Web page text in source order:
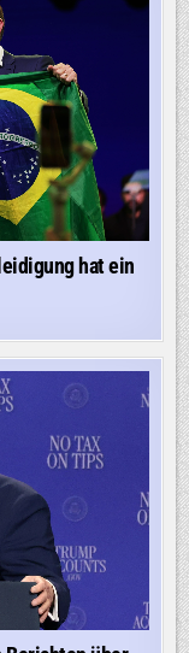
hat ein